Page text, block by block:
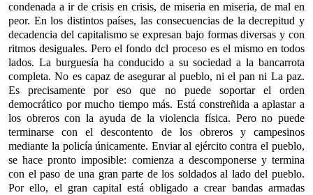
condenada a ir de crisis en crisis, de miseria en miseria, de mal en
peor. En los distintos países, las consecuencias de la decrepitud y
decadencia del capitalismo se expresan bajo formas diversas y con
ritmos desiguales. Pero el fondo dcl proceso es el mismo en todos
lados. La burguesía ha conducido a su sociedad a la bancarrota
completa. No es capaz de asegurar al pueblo, ni el pan ni La paz.
Es precisamente por eso que no puede soportar el orden
democrático por mucho tiempo más. Está constreñida a aplastar a
los obreros con la ayuda de la violencia física. Pero no puede
terminarse con el descontento de los obreros y campesinos
mediante la policía únicamente. Enviar al ejército contra el pueblo,
se hace pronto imposible: comienza a descomponerse y termina
con el paso de una gran parte de los soldados al lado del pueblo.
Por ello, el gran capital está obligado a crear bandas armadas